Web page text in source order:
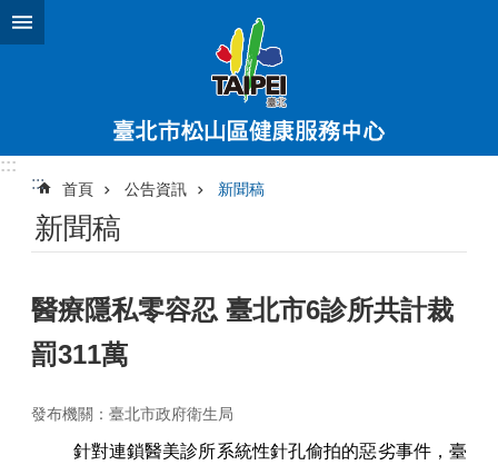
跳到主要內容區塊
:::
:::
首頁 公告資訊 新聞稿
新聞稿
醫療隱私零容忍 臺北市6診所共計裁
罰311萬
發布機關：臺北市政府衛生局
針對連鎖醫美診所系統性針孔偷拍的惡劣事件，臺